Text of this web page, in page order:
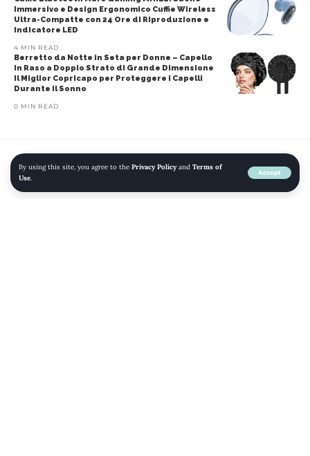
By using this site, you agree to the Privacy Policyand Terms of
Use.
Accept
Immersivo e Design Ergonomico Cuffie Wireless
Ultra-Compatte con 24 Ore di Riproduzione e
Indicatore LED
4 MIN READ
Berretto da Notte in Seta per Donne – Capello
in Raso a Doppio Strato di Grande Dimensione
Il Miglior Copricapo per Proteggere i Capelli
Durante il Sonno
0 MIN READ
Home» Blog »Elara Parka Invernale da Donna: Cappotto Chunkyrayan per
Stile e Comfort